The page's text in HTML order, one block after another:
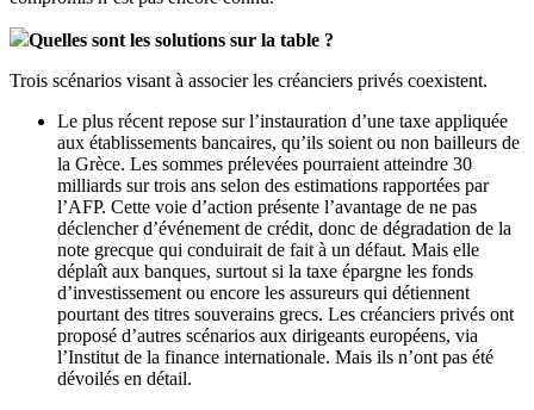
Quelles sont les solutions sur la table ?
Trois scénarios visant à associer les créanciers privés coexistent.
Le plus récent repose sur l’instauration d’une taxe appliquée
aux établissements bancaires, qu’ils soient ou non bailleurs de
la Grèce. Les sommes prélevées pourraient atteindre 30
milliards sur trois ans selon des estimations rapportées par
l’AFP. Cette voie d’action présente l’avantage de ne pas
déclencher d’événement de crédit, donc de dégradation de la
note grecque qui conduirait de fait à un défaut. Mais elle
déplaît aux banques, surtout si la taxe épargne les fonds
d’investissement ou encore les assureurs qui détiennent
pourtant des titres souverains grecs. Les créanciers privés ont
proposé d’autres scénarios aux dirigeants européens, via
l’Institut de la finance internationale. Mais ils n’ont pas été
dévoilés en détail.